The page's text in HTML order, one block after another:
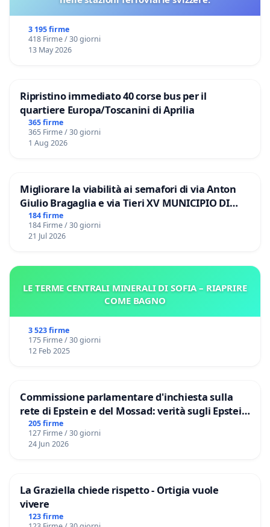
3 195 firme
418 Firme / 30 giorni
13 May 2026
Ripristino immediato 40 corse bus per il
quartiere Europa/Toscanini di Aprilia
365 firme
365 Firme / 30 giorni
1 Aug 2026
Migliorare la viabilità ai semafori di via Anton
Giulio Bragaglia e via Tieri XV MUNICIPIO DI
ROMA
184 firme
184 Firme / 30 giorni
21 Jul 2026
LE TERME CENTRALI MINERALI DI SOFIA – RIAPRIRE
COME BAGNO
3 523 firme
175 Firme / 30 giorni
12 Feb 2025
Commissione parlamentare d'inchiesta sulla
rete di Epstein e del Mossad: verità sugli Epstein
Files
205 firme
127 Firme / 30 giorni
24 Jun 2026
La Graziella chiede rispetto - Ortigia vuole
vivere
123 firme